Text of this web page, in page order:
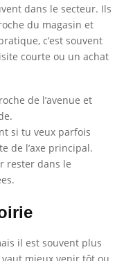
dans le secteur. Ils
du magasin et
c’est souvent
courte ou un achat
de l’avenue et
si tu veux parfois
de l’axe principal.
rester dans le
il est souvent plus